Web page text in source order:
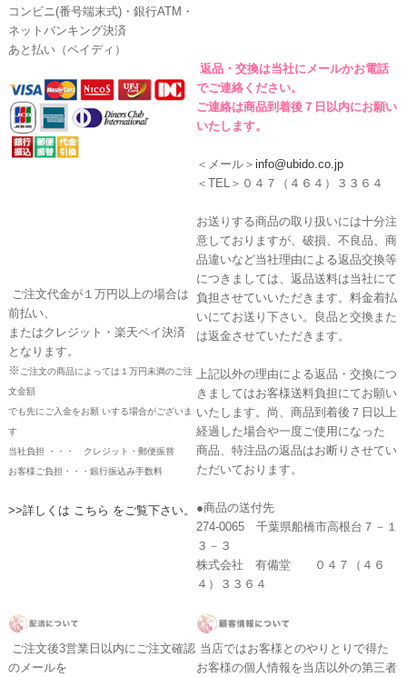
コンビニ(番号端末式)・銀行ATM・
ネットバンキング決済
あと払い（ペイディ）
返品・交換は当社にメールかお電話
でご連絡ください。
ご連絡は商品到着後７日以内にお願い
いたします。
＜メール＞ info@ubido.co.jp
＜TEL＞０４７（４６４）３３６４
ご注文代金が１万円以上の場合は
前払い、
またはクレジット・楽天ペイ決済
となります。
※ ご注文の商品によっては１万円未満のご注
文金額
でも先にご入金をお願 いする場合がございま
す
当社負担 ・・・ クレジット・郵便振替
お客様ご負担・・・銀行振込み手数料
>>詳しくは こちら をご覧下さい。
お送りする商品の取り扱いには十分注
意しておりますが、破損、不良品、商
品違いなど当社理由による返品交換等
につきましては、返品送料は当社にて
負担させていいただきます。料金着払
いにてお送り下さい。良品と交換また
は返金させていただきます。
上記以外の理由による返品・交換につ
きましてはお客様送料負担にてお願い
いたします。尚、商品到着後７日以上
経過した場合や一度ご使用になった
商品、特注品の返品はお断りさせてい
ただいております。
●商品の送付先
274-0065 千葉県船橋市高根台７－１
３－３
株式会社 有備堂 ０４７（４６
４）３３６４
ご注文後3営業日以内にご注文確認
のメールを
当店ではお客様とのやりとりで得た
お客様の個人情報を当店以外の第三者